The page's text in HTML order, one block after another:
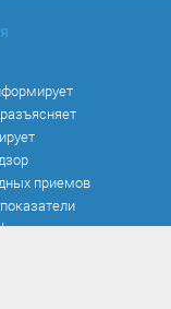
приемов